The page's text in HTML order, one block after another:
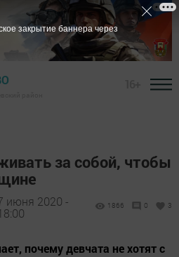
за собой, чтобы
июня 2020 -
1866 0 3
почему девчата не хотят с
закрытие баннера через